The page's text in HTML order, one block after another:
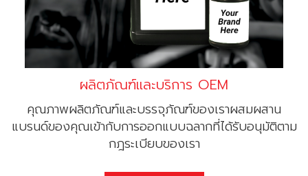
ผลิตภัณฑ์และบริการ OEM
คุณภาพผลิตภัณฑ์และบรรจุภัณฑ์ของเราผสมผสาน
แบรนด์ของคุณเข้ากับการออกแบบฉลากที่ได้รับอนุมัติตาม
กฎระเบียบของเรา